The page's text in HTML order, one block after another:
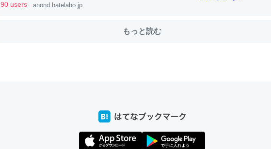
─たまにLINEするくらいだった遠方の父67歳と僕。ITツール導入でコミュニケーションが劇的に変化し
─たまにLINEするくらいだった遠方の父67歳と僕。ITツール導入でコミュニケーションが劇的に変化し
90 users anond.hatelabo.jp
もっと読む